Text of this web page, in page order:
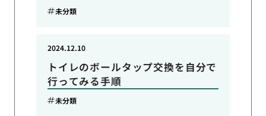
未分類
トイレのボールタップ交換を自分で
行ってみる手順
2024.12.10
未分類